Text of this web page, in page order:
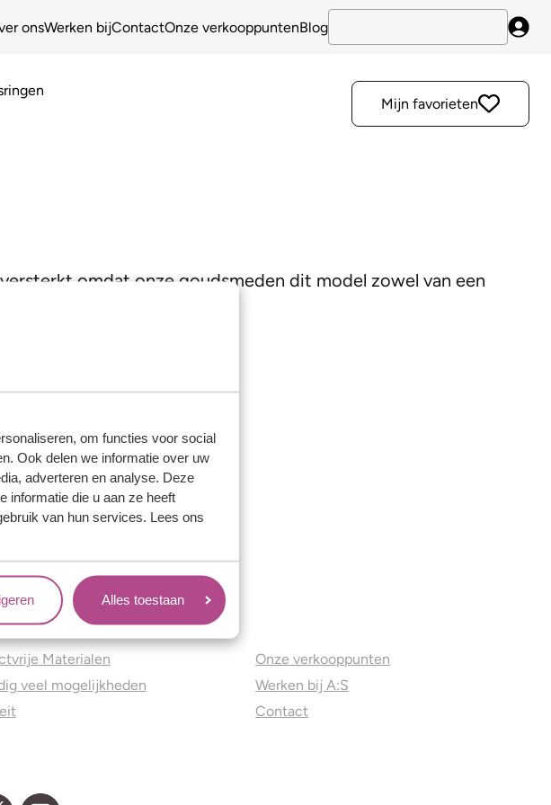
om functies voor social
Ook delen we informatie over uw
adverteren en analyse. Deze
informatie die u aan ze heeft
van hun services. Lees ons
Alles toestaan
onsWerken bijContactOnze verkooppuntenBlog
Mijn favorieten
omdat onze goudsmeden dit model zowel van een
voordelen
Materialen
veel mogelijkheden
Onze verkooppunten
Werken bij A:S
Contact